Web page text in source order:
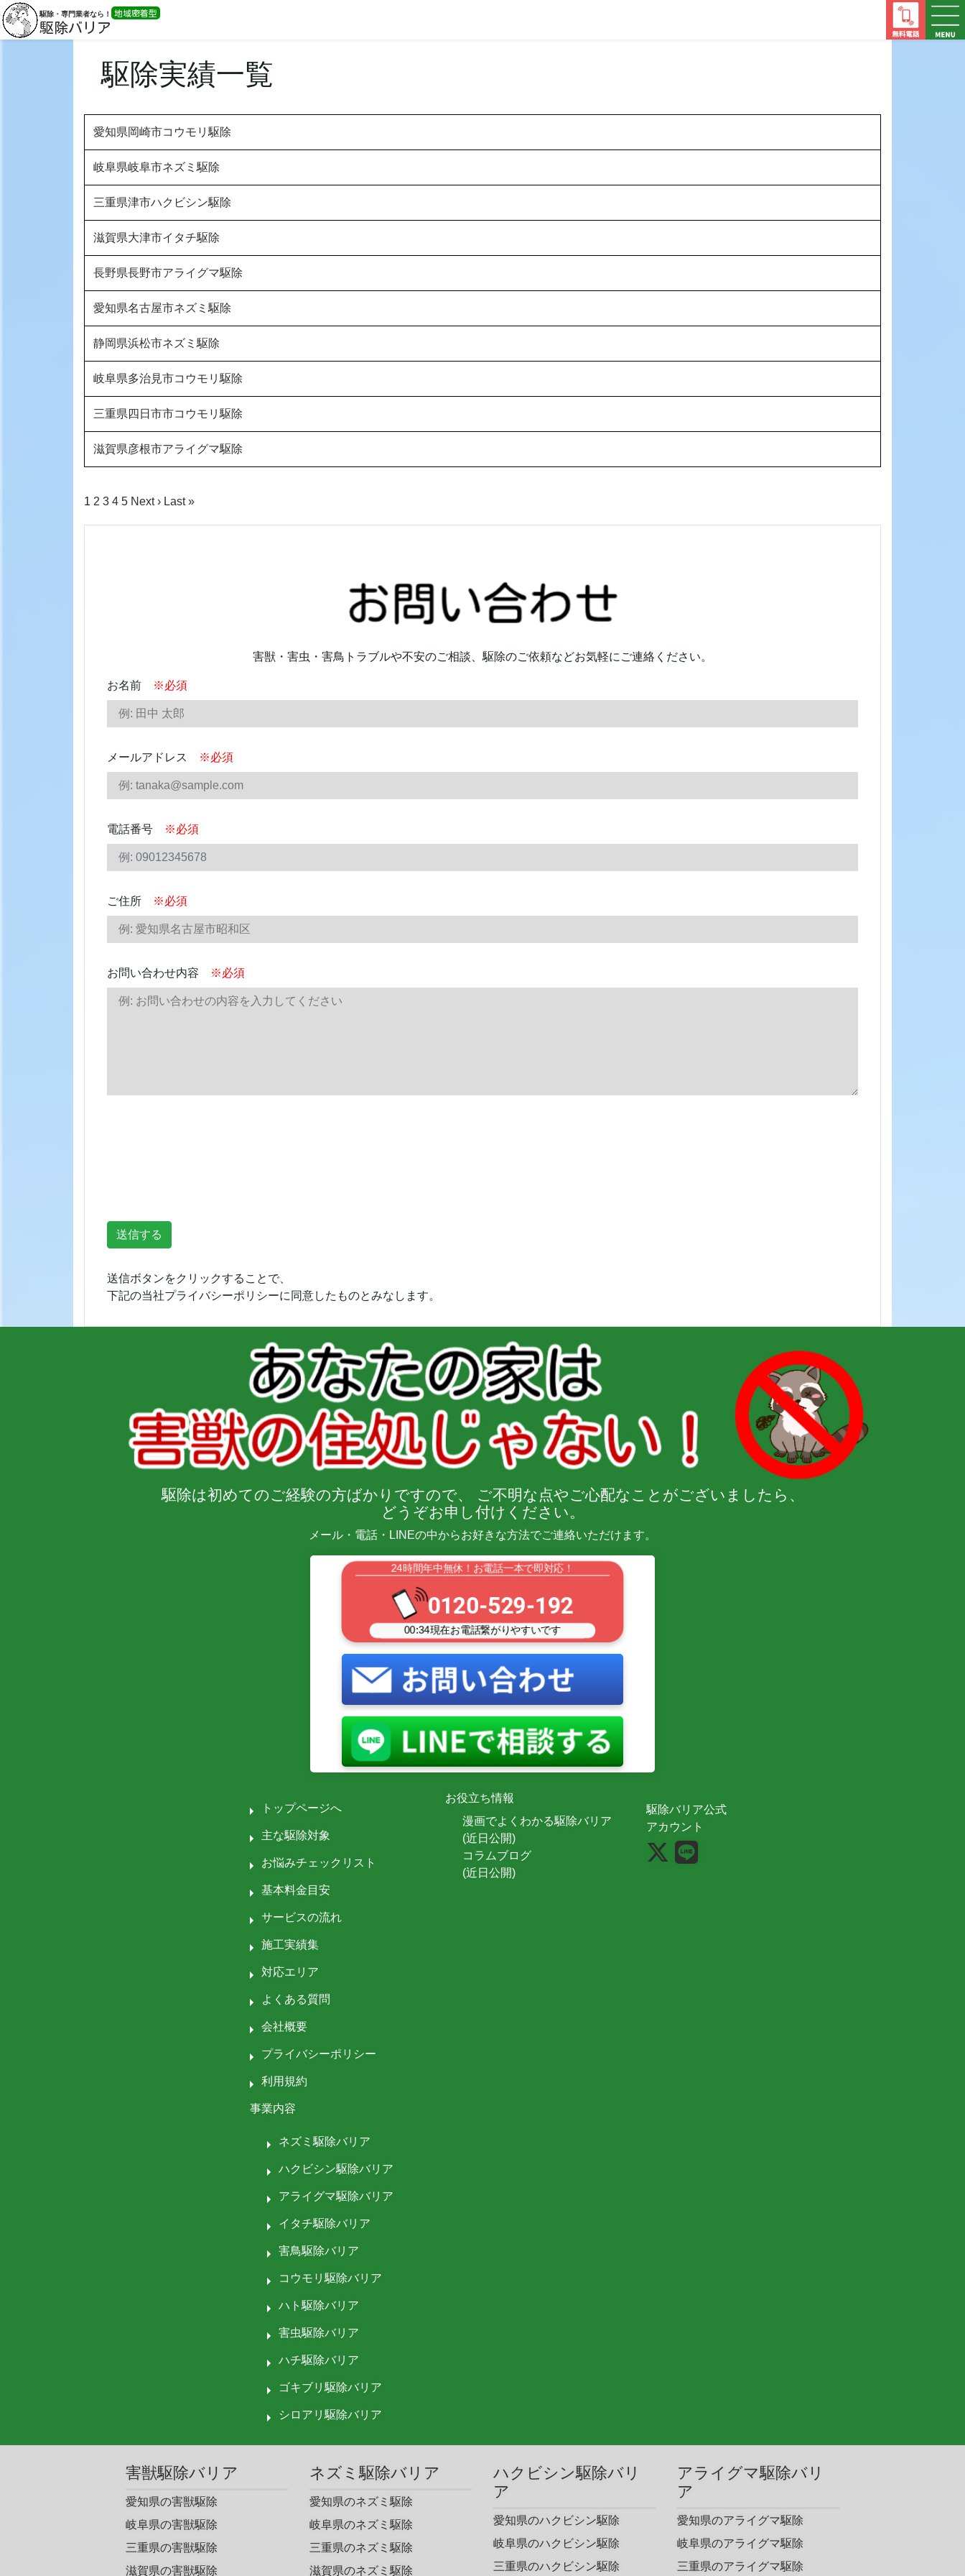
駆除・専門業者なら！ 地域密着型
駆除バリア
駆除実績一覧
愛知県岡崎市コウモリ駆除
岐阜県岐阜市ネズミ駆除
三重県津市ハクビシン駆除
滋賀県大津市イタチ駆除
長野県長野市アライグマ駆除
愛知県名古屋市ネズミ駆除
静岡県浜松市ネズミ駆除
岐阜県多治見市コウモリ駆除
三重県四日市市コウモリ駆除
滋賀県彦根市アライグマ駆除
1 2 3 4 5 Next › Last »
害獣・害虫・害鳥トラブルや不安のご相談、駆除のご依頼などお気軽にご連絡ください。
お名前 ※必須
メールアドレス ※必須
電話番号 ※必須
ご住所 ※必須
お問い合わせ内容 ※必須
送信ボタンをクリックすることで、
下記の当社プライバシーポリシーに同意したものとみなします。
駆除は初めてのご経験の方ばかりですので、 ご不明な点やご心配なことがございましたら、
どうぞお申し付けください。
メール・電話・LINEの中からお好きな方法でご連絡いただけます。
24時間年中無休！お電話一本で即対応！
0120-529-192
00:34現在お電話繋がりやすいです
トップページへ
主な駆除対象
お悩みチェックリスト
基本料金目安
サービスの流れ
施工実績集
対応エリア
よくある質問
会社概要
プライバシーポリシー
利用規約
事業内容
ネズミ駆除バリア
ハクビシン駆除バリア
アライグマ駆除バリア
イタチ駆除バリア
害鳥駆除バリア
コウモリ駆除バリア
ハト駆除バリア
害虫駆除バリア
ハチ駆除バリア
ゴキブリ駆除バリア
シロアリ駆除バリア
お役立ち情報
漫画でよくわかる駆除バリア
(近日公開)
コラムブログ
(近日公開)
駆除バリア公式
アカウント
害獣駆除バリア
愛知県の害獣駆除
岐阜県の害獣駆除
三重県の害獣駆除
滋賀県の害獣駆除
ネズミ駆除バリア
愛知県のネズミ駆除
岐阜県のネズミ駆除
三重県のネズミ駆除
滋賀県のネズミ駆除
ハクビシン駆除バリ
ア
愛知県のハクビシン駆除
岐阜県のハクビシン駆除
三重県のハクビシン駆除
アライグマ駆除バリ
ア
愛知県のアライグマ駆除
岐阜県のアライグマ駆除
三重県のアライグマ駆除